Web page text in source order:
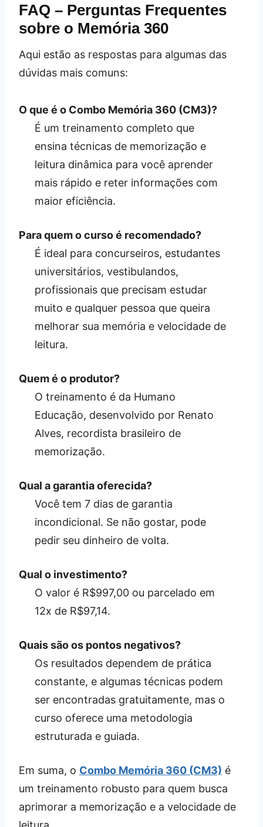
FAQ – Perguntas Frequentes
sobre o Memória 360
Aqui estão as respostas para algumas das
dúvidas mais comuns:
O que é o Combo Memória 360 (CM3)?
É um treinamento completo que
ensina técnicas de memorização e
leitura dinâmica para você aprender
mais rápido e reter informações com
maior eficiência.
Para quem o curso é recomendado?
É ideal para concurseiros, estudantes
universitários, vestibulandos,
profissionais que precisam estudar
muito e qualquer pessoa que queira
melhorar sua memória e velocidade de
leitura.
Quem é o produtor?
O treinamento é da Humano
Educação, desenvolvido por Renato
Alves, recordista brasileiro de
memorização.
Qual a garantia oferecida?
Você tem 7 dias de garantia
incondicional. Se não gostar, pode
pedir seu dinheiro de volta.
Qual o investimento?
O valor é R$997,00 ou parcelado em
12x de R$97,14.
Quais são os pontos negativos?
Os resultados dependem de prática
constante, e algumas técnicas podem
ser encontradas gratuitamente, mas o
curso oferece uma metodologia
estruturada e guiada.
Em suma, o Combo Memória 360 (CM3) é
um treinamento robusto para quem busca
aprimorar a memorização e a velocidade de